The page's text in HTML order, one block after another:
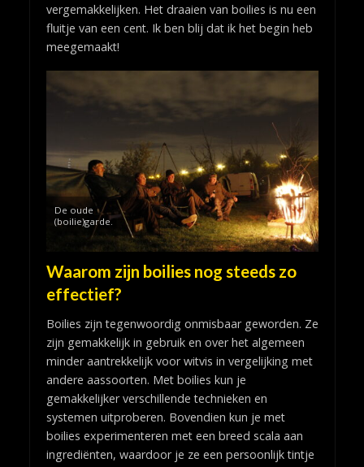
vergemakkelijken. Het draaien van boilies is nu een
fluitje van een cent. Ik ben blij dat ik het begin heb
meegemaakt!
De oude
(boilie)garde.
Waarom zijn boilies nog steeds zo
effectief?
Boilies zijn tegenwoordig onmisbaar geworden. Ze
zijn gemakkelijk in gebruik en over het algemeen
minder aantrekkelijk voor witvis in vergelijking met
andere aassoorten. Met boilies kun je
gemakkelijker verschillende technieken en
systemen uitproberen. Bovendien kun je met
boilies experimenteren met een breed scala aan
ingrediënten, waardoor je ze een persoonlijk tintje